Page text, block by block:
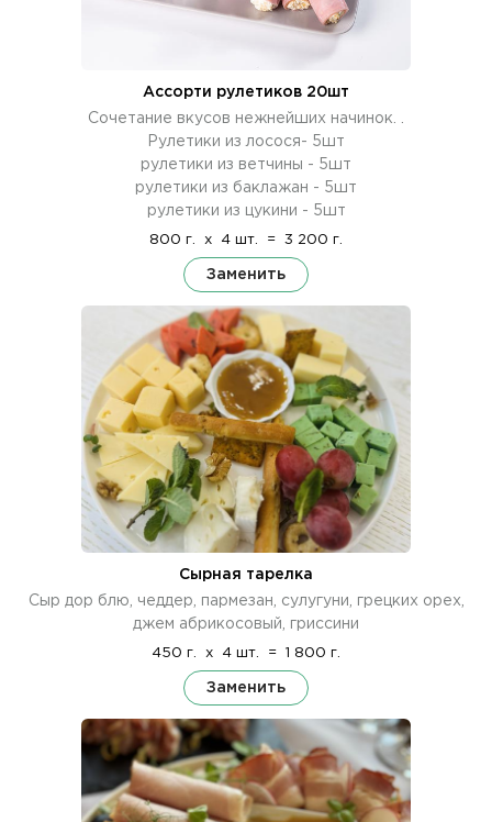
Ассорти рулетиков 20шт
Сочетание вкусов нежнейших начинок. .
Рулетики из лосося- 5шт
рулетики из ветчины - 5шт
рулетики из баклажан - 5шт
рулетики из цукини - 5шт
800 г. x 4 шт. = 3 200 г.
Заменить
Сырная тарелка
Сыр дор блю, чеддер, пармезан, сулугуни, грецких орех,
джем абрикосовый, гриссини
450 г. x 4 шт. = 1 800 г.
Заменить